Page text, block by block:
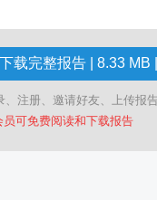
下载完整报告 | 8.33 MB
、注册、邀请好友、上传报
员可免费阅读和下载报告